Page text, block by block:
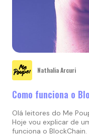
Nathalia Arcuri
Como funciona o
Olá leitores do Me
Hoje vou explicar de
funciona o